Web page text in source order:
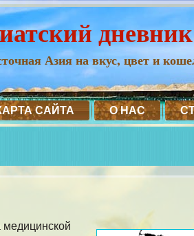
дневник
Азия на вкус, цвет и
САЙТА О НАС